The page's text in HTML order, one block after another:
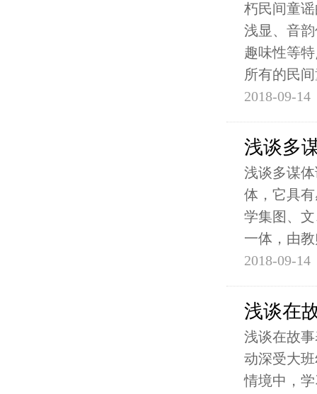
朽民间童
浅显、音
趣味性等
所有的民
2018-09-14
浅谈多
浅谈多谋
体，它具
学集图、
一体，由
2018-09-14
浅谈在
浅谈在故
动深受大
情境中，